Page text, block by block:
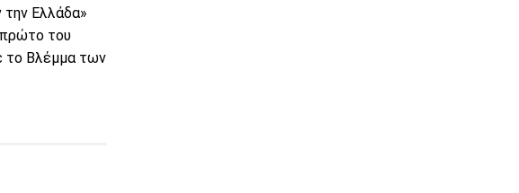
την Ελλάδα»
πρώτο του
το Βλέμμα των